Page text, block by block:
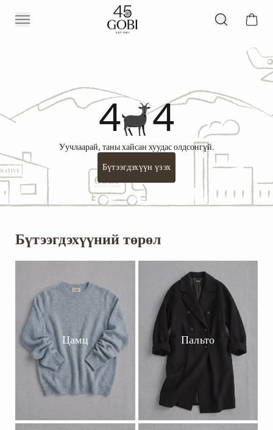
4 4
Уучлаарай, таны хайсан хуудас олдсонгүй.
Бүтээгдэхүүн үзэх
Бүтээгдэхүүний төрөл
Цамц Пальто